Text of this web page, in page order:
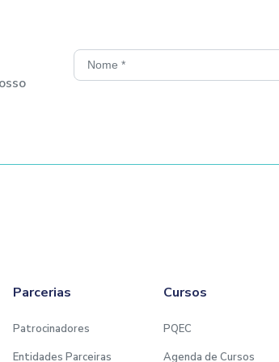
curso via WEB é necessário um computador
de boa qualidade, utilização de câmera,
falantes ou fone de ouvido.
será liberado após a confirmação de
Parcerias
Patrocinadores
Entidades Parceiras
Cursos
PQEC
Agenda de Cursos